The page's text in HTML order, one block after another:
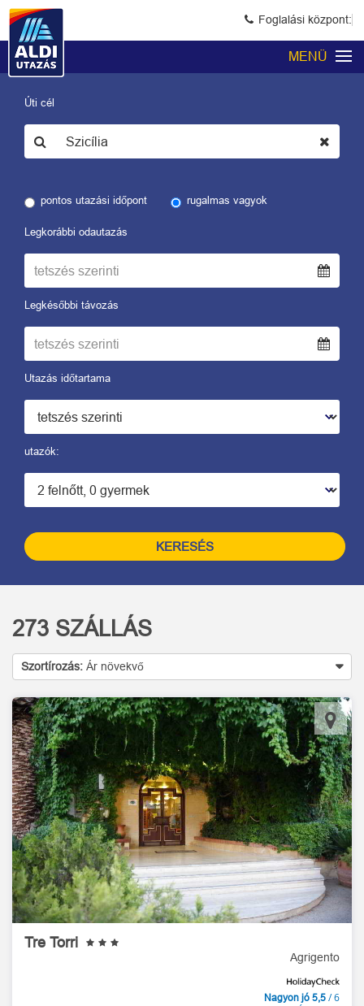
Foglalási központ:
MENÜ
Úti cél
pontos utazási időpont rugalmas vagyok
Legkorábbi odautazás
Legkésőbbi távozás
Utazás időtartama
utazók:
KERESÉS
273 SZÁLLÁS
Szortírozás: Ár növekvő
Tre Torri
Agrigento
Nagyon jó 5,5 / 6